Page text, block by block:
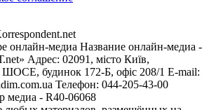
онлайн-медиа Название онлайн-медиа -
Адрес: 02091, місто Київ,
будинок 172-Б, офіс 208/1 E-mail:
Телефон: 044-205-43-00
медиа - R40-06068